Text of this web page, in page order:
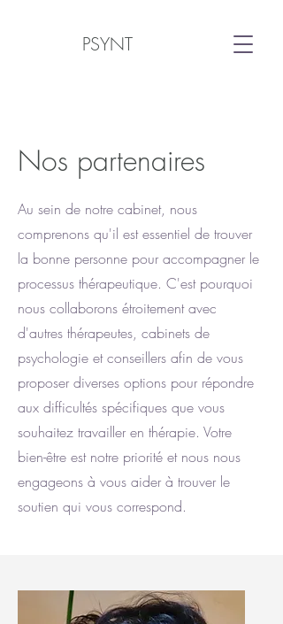
PSYNT
Nos partenaires
Au sein de notre cabinet, nous
comprenons qu'il est essentiel de trouver
la bonne personne pour accompagner le
processus thérapeutique. C'est pourquoi
nous collaborons étroitement avec
d'autres thérapeutes, cabinets de
psychologie et conseillers afin de vous
proposer diverses options pour répondre
aux difficultés spécifiques que vous
souhaitez travailler en thérapie. Votre
bien-être est notre priorité et nous nous
engageons à vous aider à trouver le
soutien qui vous correspond.